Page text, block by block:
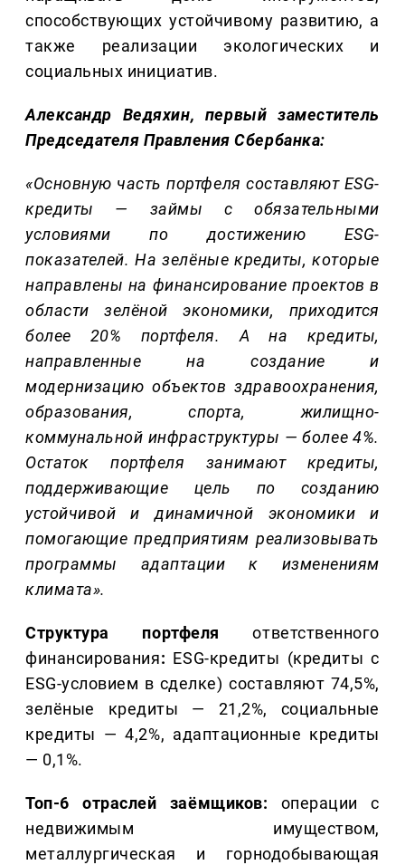
способствующих устойчивому развитию, а
также реализации экологических и
социальных инициатив.
Александр Ведяхин, первый заместитель
Председателя Правления Сбербанка:
«Основную часть портфеля составляют ESG-
кредиты — займы с обязательными
условиями по достижению ESG-
показателей. На зелёные кредиты, которые
направлены на финансирование проектов в
области зелёной экономики, приходится
более 20%
портфеля. А на кредиты,
направленные на создание и
модернизацию объектов здравоохранения,
образования, спорта, жилищно-
коммунальной инфраструктуры — более 4%.
Остаток портфеля занимают кредиты,
поддерживающие цель по созданию
устойчивой и динамичной экономики и
помогающие предприятиям реализовывать
программы адаптации к изменениям
климата».
Структура портфеля
ответственного
финансирования: ESG-кредиты (кредиты с
ESG-условием в сделке) составляют 74,5%,
зелёные кредиты — 21,2%, социальные
кредиты — 4,2%, адаптационные кредиты
— 0,1%.
Топ-6 отраслей заёмщиков: операции с
недвижимым имуществом,
металлургическая и горнодобывающая